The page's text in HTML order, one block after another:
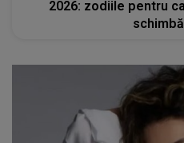
2026: zodiile pentru